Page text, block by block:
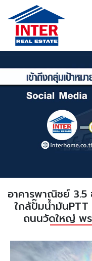
อาคารพาณิชย์
ใกล้ปั๊มน้ำมัน
ถนนวัดใหญ่ พร